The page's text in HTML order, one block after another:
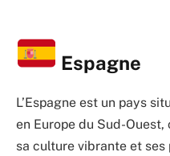
Espagne
L’Espagne est un pays
en Europe du Sud-
sa culture vibrante et